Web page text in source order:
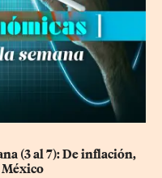
(3 al 7): De inflación,